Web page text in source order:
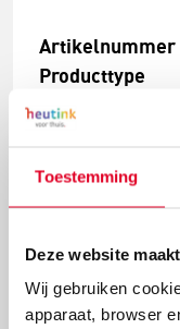
Toestemming
Deze website
Wij gebruiken
apparaat, browser
Artikelnummer
Producttype
€ 10,67